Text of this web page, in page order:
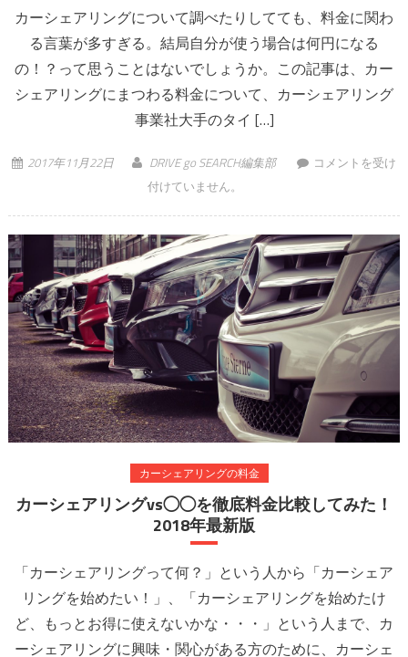
カーシェアリングについて調べたりしてても、料金に関わ
る言葉が多すぎる。結局自分が使う場合は何円になる
の！？って思うことはないでしょうか。この記事は、カー
シェアリングにまつわる料金について、カーシェアリング
事業社大手のタイ […]
2017年11月22日 DRIVE go SEARCH編集部
カーシェアリング
社を比較してみる
は
コメントを受け
付けていません。
カーシェアリングの料金
カーシェアリングvs◯◯を徹底料金比較してみた！
2018年最新版
「カーシェアリングって何？」という人から「カーシェア
リングを始めたい！」、「カーシェアリングを始めたけ
ど、もっとお得に使えないかな・・・」という人まで、カ
ーシェアリングに興味・関心がある方のために、カーシェ